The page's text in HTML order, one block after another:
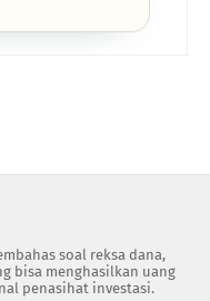
soal reksa dana,
bisa menghasilkan uang
penasihat investasi.